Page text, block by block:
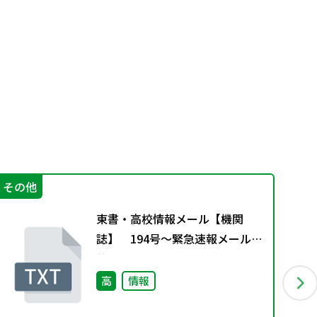
その他
東書・高校情報メール【機関
誌】 194号～緊急速報メールの
仕組み～
高 情報